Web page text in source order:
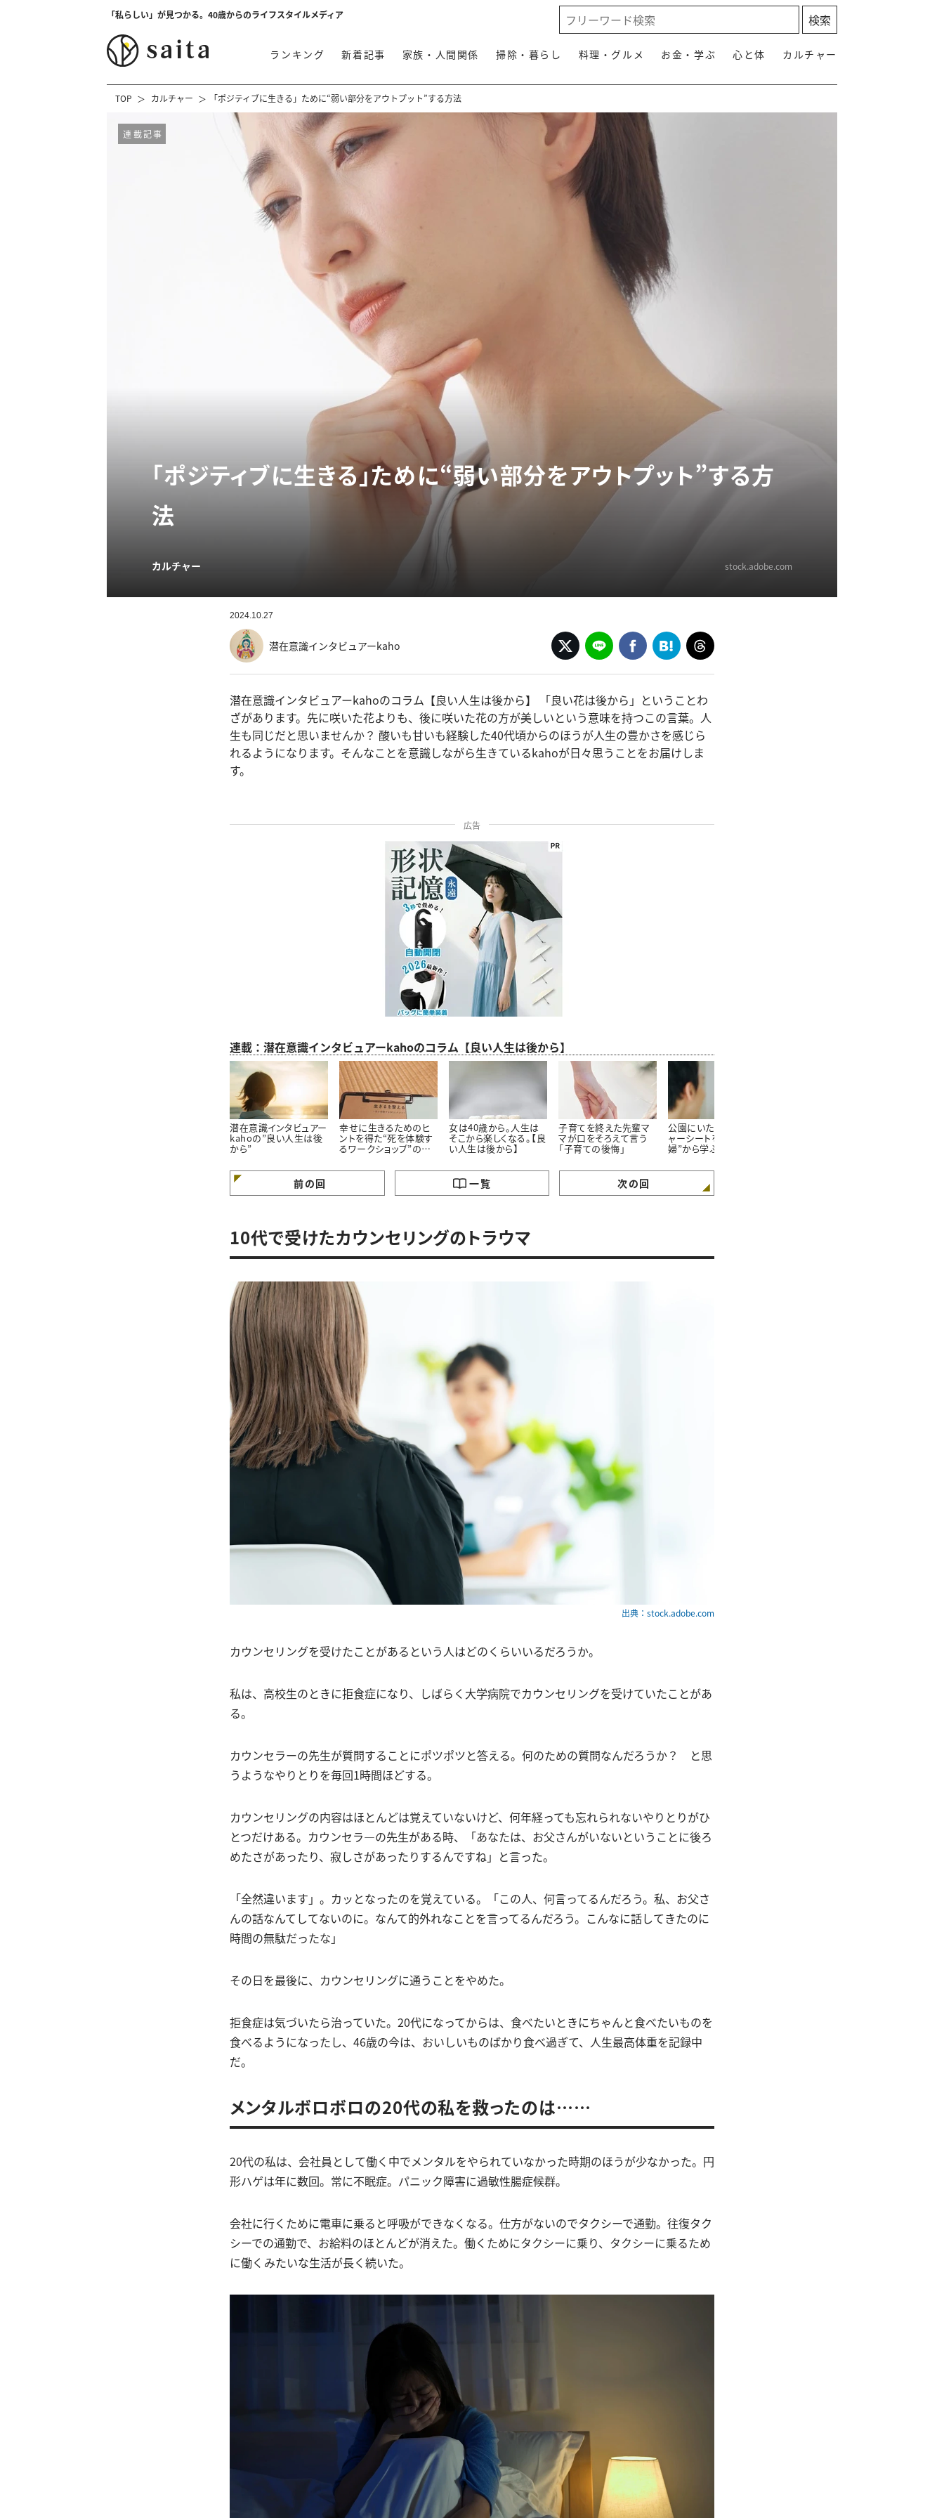
「私らしい」が見つかる。40歳からのライフスタイルメディア
ランキング 新着記事 家族・人間関係 掃除・暮らし 料理・グルメ お金・学ぶ 心と体 カルチャー
TOP カルチャー 「ポジティブに生きる」ために“弱い部分をアウトプット”する方法
連載記事
「ポジティブに生きる」ために“弱い部分をアウトプット”する方
法
カルチャー stock.adobe.com
2024.10.27
潜在意識インタビュアーkaho
潜在意識インタビュアーkahoのコラム【良い人生は後から】 「良い花は後から」ということわ
ざがあります。先に咲いた花よりも、後に咲いた花の方が美しいという意味を持つこの言葉。人
生も同じだと思いませんか？ 酸いも甘いも経験した40代頃からのほうが人生の豊かさを感じら
れるようになります。そんなことを意識しながら生きているkahoが日々思うことをお届けしま
す。
広告
連載：潜在意識インタビュアーkahoのコラム【良い人生は後から】
潜在意識インタビュアー
kahoの”良い人生は後
から”
幸せに生きるためのヒ
ントを得た“死を体験す
るワークショップ”の話
女は40歳から。人生は
そこから楽しくなる。【良
い人生は後から】
子育てを終えた先輩マ
マが口をそろえて言う
「子育ての後悔」
公園にいた“大きなレジ
ャーシートを畳む夫
婦”から学ぶ「夫婦関係
前の回 一覧 次の回
10代で受けたカウンセリングのトラウマ
出典：stock.adobe.com
カウンセリングを受けたことがあるという人はどのくらいいるだろうか。
私は、高校生のときに拒食症になり、しばらく大学病院でカウンセリングを受けていたことがあ
る。
カウンセラーの先生が質問することにポツポツと答える。何のための質問なんだろうか？ と思
うようなやりとりを毎回1時間ほどする。
カウンセリングの内容はほとんどは覚えていないけど、何年経っても忘れられないやりとりがひ
とつだけある。カウンセラ―の先生がある時、「あなたは、お父さんがいないということに後ろ
めたさがあったり、寂しさがあったりするんですね」と言った。
「全然違います」。カッとなったのを覚えている。「この人、何言ってるんだろう。私、お父さ
んの話なんてしてないのに。なんて的外れなことを言ってるんだろう。こんなに話してきたのに
時間の無駄だったな」
その日を最後に、カウンセリングに通うことをやめた。
拒食症は気づいたら治っていた。20代になってからは、食べたいときにちゃんと食べたいものを
食べるようになったし、46歳の今は、おいしいものばかり食べ過ぎて、人生最高体重を記録中
だ。
メンタルボロボロの20代の私を救ったのは……
20代の私は、会社員として働く中でメンタルをやられていなかった時期のほうが少なかった。円
形ハゲは年に数回。常に不眠症。パニック障害に過敏性腸症候群。
会社に行くために電車に乗ると呼吸ができなくなる。仕方がないのでタクシーで通勤。往復タク
シーでの通勤で、お給料のほとんどが消えた。働くためにタクシーに乗り、タクシーに乗るため
に働くみたいな生活が長く続いた。